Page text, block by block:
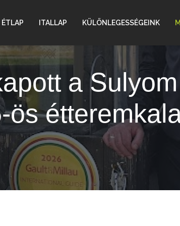
ÉTLAP ITALLAP KÜLÖNLEGESSÉGEINK
műhely Több, mint étterem
a